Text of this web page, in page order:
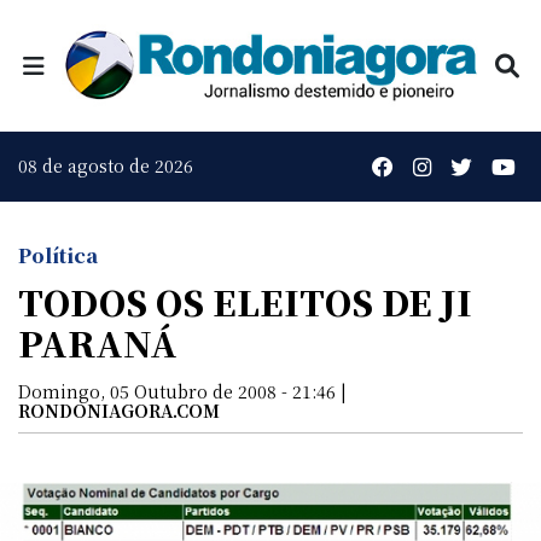
08 de agosto de 2026
Política
TODOS OS ELEITOS DE JI
PARANÁ
Domingo, 05 Outubro de 2008 - 21:46 |
RONDONIAGORA.COM